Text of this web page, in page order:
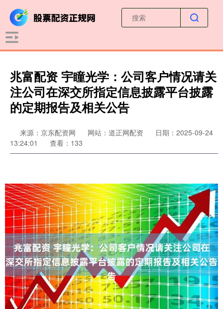
兆富配资 宇瞳光学：公司客户情况请关
注公司在深交所指定信息披露平台披露
的定期报告及相关公告
来源：京东配资网 网站：道正网配资
日期：2025-09-24
13:24:01
查看：133